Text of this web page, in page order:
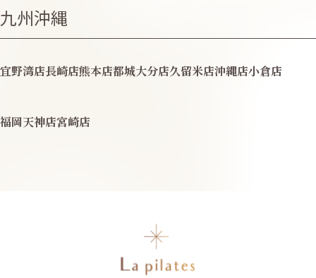
九州沖縄
宜野湾店長崎店熊本店都城大分店久留米店沖縄店小倉店
福岡天神店宮崎店